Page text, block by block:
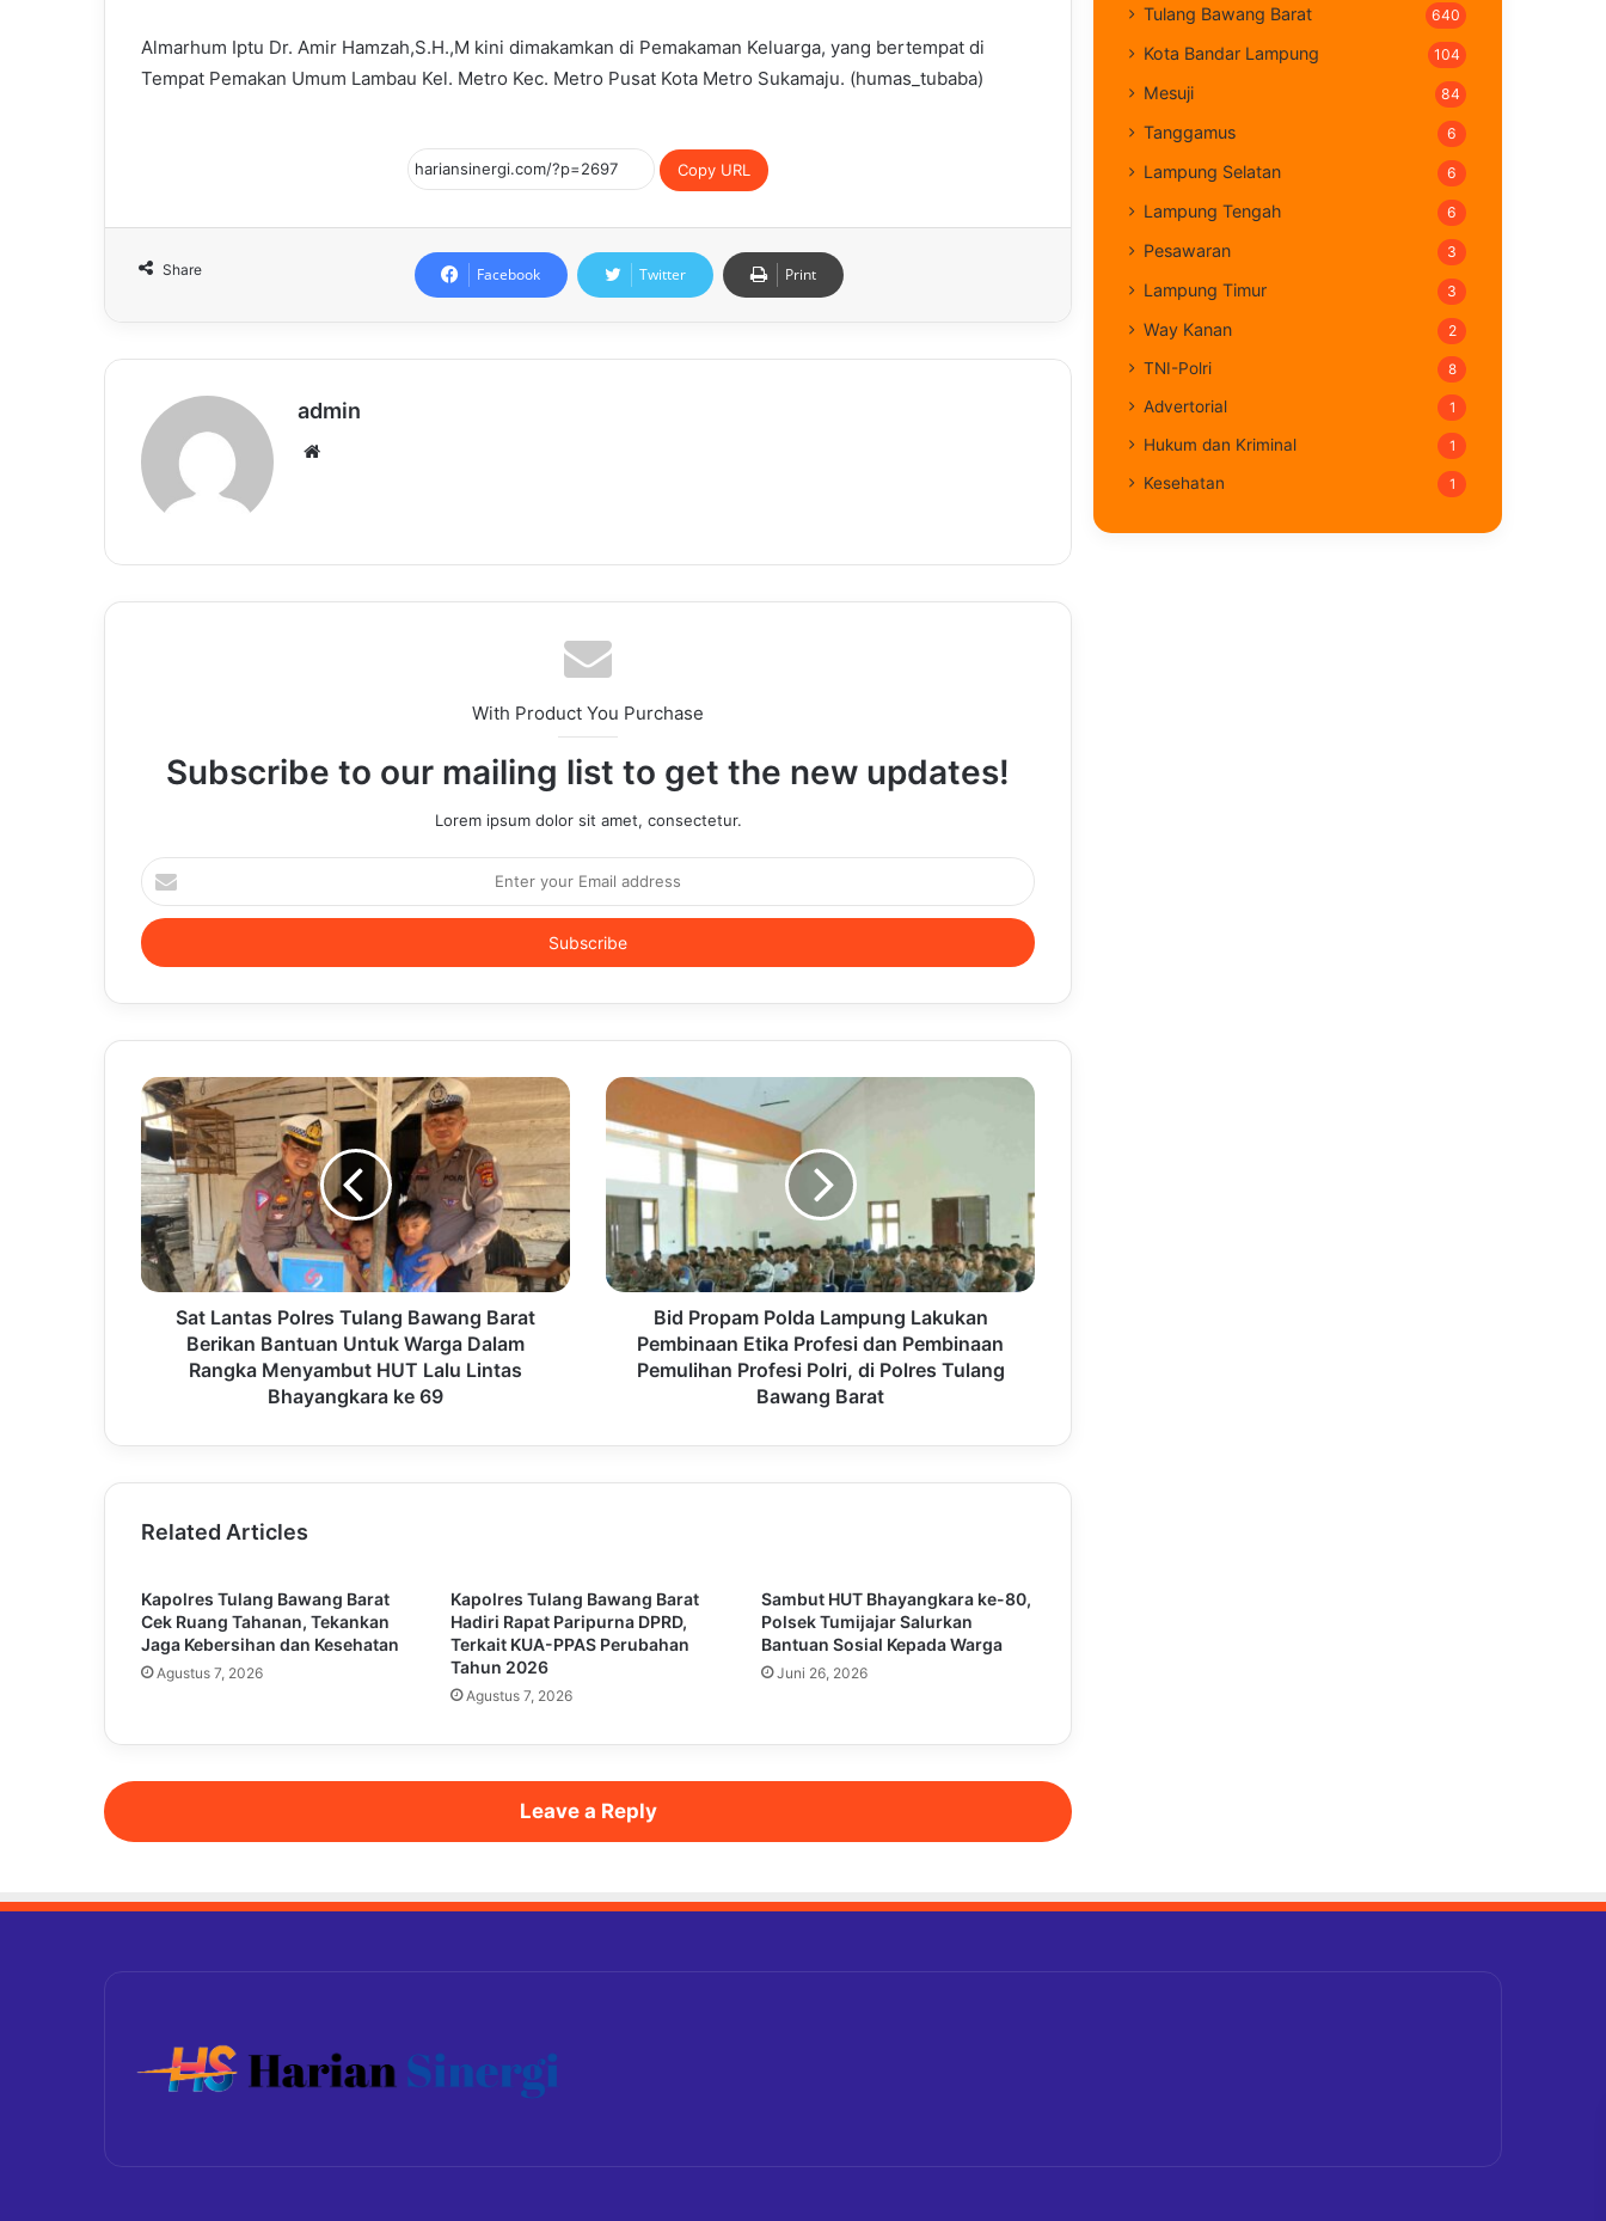
Almarhum Iptu Dr. Amir Hamzah,S.H.,M kini dimakamkan di Pemakaman Keluarga, yang bertempat di
Tempat Pemakan Umum Lambau Kel. Metro Kec. Metro Pusat Kota Metro Sukamaju. (humas_tubaba)
Copy URL
Share Facebook Twitter Print
admin
With Product You Purchase
Subscribe to our mailing list to get the new updates!
Lorem ipsum dolor sit amet, consectetur.
Enter
your
Email
address
Sat Lantas Polres Tulang Bawang Barat
Berikan Bantuan Untuk Warga Dalam
Rangka Menyambut HUT Lalu Lintas
Bhayangkara ke 69
Bid Propam Polda Lampung Lakukan
Pembinaan Etika Profesi dan Pembinaan
Pemulihan Profesi Polri, di Polres Tulang
Bawang Barat
Related Articles
Kapolres Tulang Bawang Barat
Cek Ruang Tahanan, Tekankan
Jaga Kebersihan dan Kesehatan
Agustus 7, 2026
Kapolres Tulang Bawang Barat
Hadiri Rapat Paripurna DPRD,
Terkait KUA-PPAS Perubahan
Tahun 2026
Agustus 7, 2026
Sambut HUT Bhayangkara ke-80,
Polsek Tumijajar Salurkan
Bantuan Sosial Kepada Warga
Juni 26, 2026
Leave a Reply
Tulang Bawang Barat 640
Kota Bandar Lampung 104
Mesuji 84
Tanggamus 6
Lampung Selatan 6
Lampung Tengah 6
Pesawaran 3
Lampung Timur 3
Way Kanan 2
TNI-Polri 8
Advertorial 1
Hukum dan Kriminal 1
Kesehatan 1